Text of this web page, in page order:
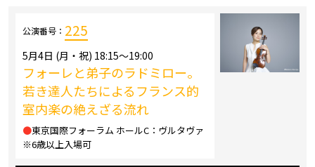
公演番号： 225
5月4日 (月・祝) 18:15～19:00
フォーレと弟子のラドミロー。
若き達人たちによるフランス的
室内楽の絶えざる流れ
●東京国際フォーラム ホールC：ヴルタヴァ
※6歳以上入場可